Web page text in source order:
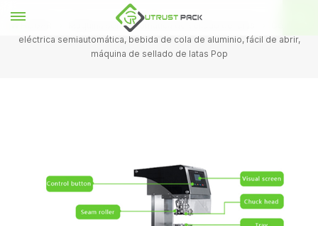
Máquina semiautomática de sellado de latas
eléctrica semiautomática, bebida de cola de aluminio, fácil de abrir,
máquina de sellado de latas Pop